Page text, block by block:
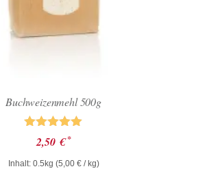
Buchweizenmehl 500g
Bewertet mit
5.00
von 5
2,50 € *
Inhalt: 0.5kg (5,00 €/ kg)